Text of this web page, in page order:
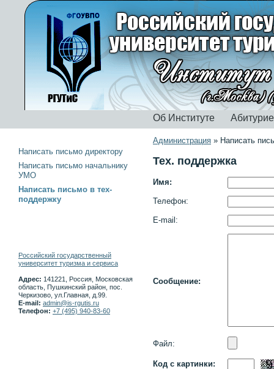
Об Институте
Администрация » Написать
Тех. поддержка
Имя:
Телефон:
E-mail:
Сообщение:
Файл:
Код с картинки:
Написать письмо директору
Написать письмо начальнику
УМО
Написать письмо в тех-
поддержку
Российский государственный
университет туризма и сервиса
Адрес: 141221, Россия, Московская
область, Пушкинский район, пос.
Черкизово, ул.Главная, д.99.
E-mail: admin@is-rgutis.ru
Телефон: +7 (495) 940-83-60